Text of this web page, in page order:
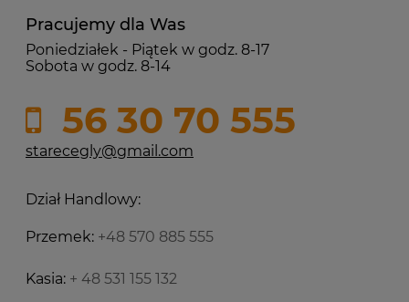
Pracujemy dla Was
Poniedziałek - Piątek w godz. 8-17
Sobota w godz. 8-14
56 30 70 555
starecegly@gmail.com
Dział Handlowy:
Przemek: +48 570 885 555
Kasia: + 48 531 155 132